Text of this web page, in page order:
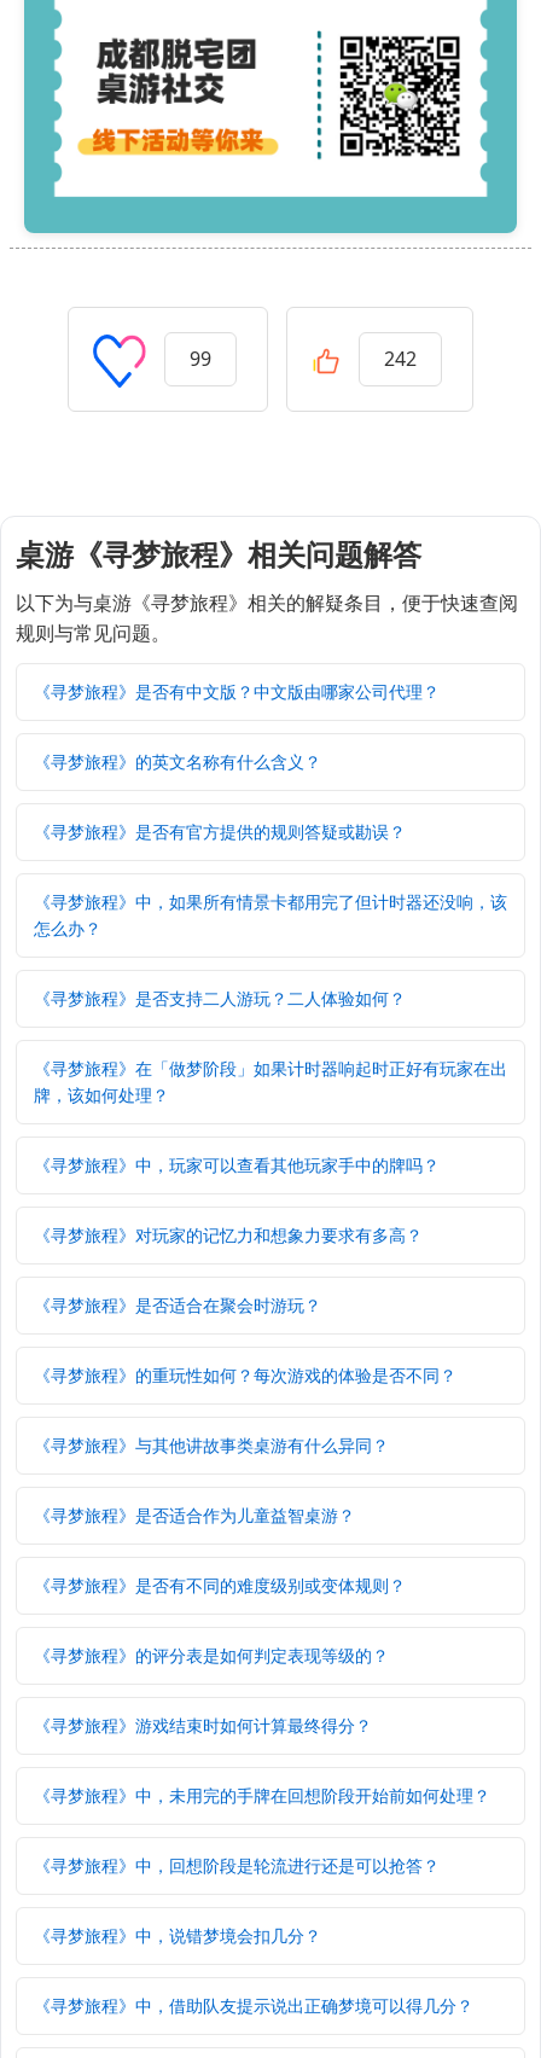
99 242
桌游《寻梦旅程》相关问题解答
以下为与桌游《寻梦旅程》相关的解疑条目，便于快速查阅
规则与常见问题。
《寻梦旅程》是否有中文版？中文版由哪家公司代理？
《寻梦旅程》的英文名称有什么含义？
《寻梦旅程》是否有官方提供的规则答疑或勘误？
《寻梦旅程》中，如果所有情景卡都用完了但计时器还没响，该
怎么办？
《寻梦旅程》是否支持二人游玩？二人体验如何？
《寻梦旅程》在「做梦阶段」如果计时器响起时正好有玩家在出
牌，该如何处理？
《寻梦旅程》中，玩家可以查看其他玩家手中的牌吗？
《寻梦旅程》对玩家的记忆力和想象力要求有多高？
《寻梦旅程》是否适合在聚会时游玩？
《寻梦旅程》的重玩性如何？每次游戏的体验是否不同？
《寻梦旅程》与其他讲故事类桌游有什么异同？
《寻梦旅程》是否适合作为儿童益智桌游？
《寻梦旅程》是否有不同的难度级别或变体规则？
《寻梦旅程》的评分表是如何判定表现等级的？
《寻梦旅程》游戏结束时如何计算最终得分？
《寻梦旅程》中，未用完的手牌在回想阶段开始前如何处理？
《寻梦旅程》中，回想阶段是轮流进行还是可以抢答？
《寻梦旅程》中，说错梦境会扣几分？
《寻梦旅程》中，借助队友提示说出正确梦境可以得几分？